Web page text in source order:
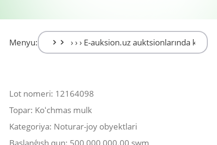
Menyu:
Lot nomeri: 12164098
Topar: Koʻchmas mulk
Kategoriya: Noturar-joy obyektlari
Baslanǵısh qun: 500 000 000.00 swm